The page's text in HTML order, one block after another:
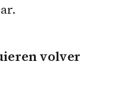
volver